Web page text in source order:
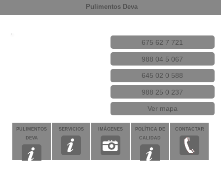
Pulimentos Deva
675 62 7 721
988 04 5 067
645 02 0 588
988 25 0 237
Ver mapa
PULIMENTOS
DEVA
SERVICIOS IMÁGENES
POLÍTICA DE
CALIDAD
CONTACTAR